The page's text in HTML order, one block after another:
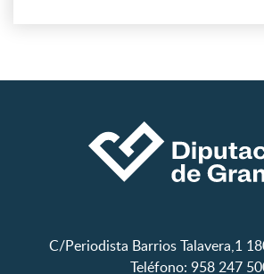
C/Periodista Barrios Talavera,1
Teléfono: 958 247